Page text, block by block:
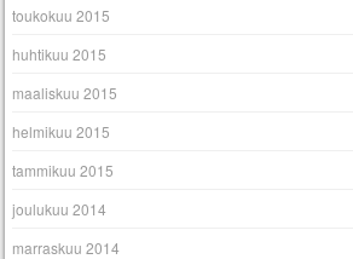
toukokuu 2015
huhtikuu 2015
maaliskuu 2015
helmikuu 2015
tammikuu 2015
joulukuu 2014
marraskuu 2014